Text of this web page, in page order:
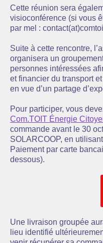
Cette réunion sera
visioconférence (si vous
par mel :
Suite à cette rencontre,
organisera un
personnes intéressées
et financier du transport
en vue d’un partage
Pour participer, vous
Com.TOIT Énergie
commande avant le 30
SOLARCOOP, en
Paiement par carte
dessous).
Une livraison groupée
lieu identifié